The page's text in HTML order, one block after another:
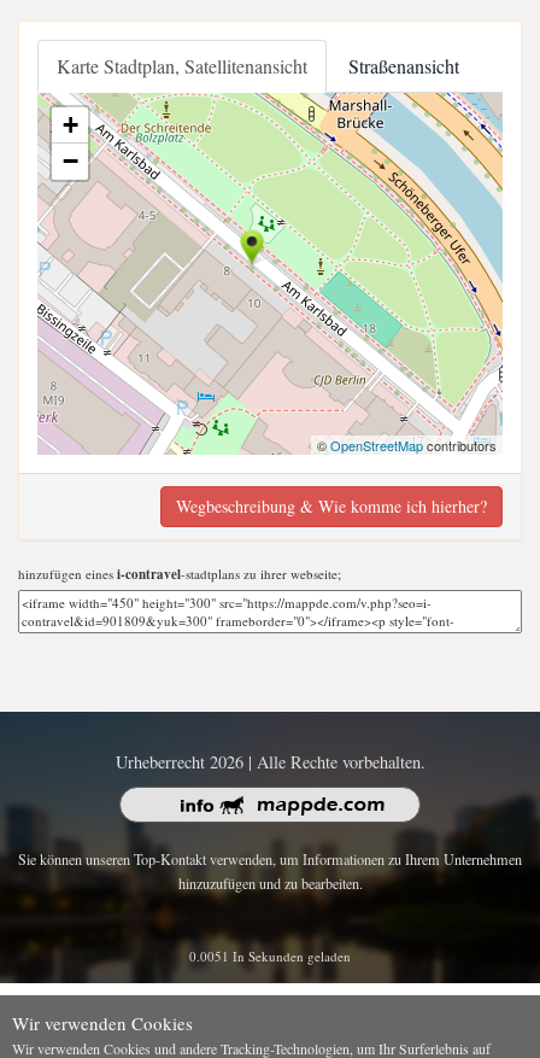
Karte Stadtplan, Satellitenansicht Straßenansicht
+
−
©OpenStreetMapcontributors
Wegbeschreibung & Wie komme ich hierher?
hinzufügen eines i-contravel-stadtplans zu ihrer webseite;
Urheberrecht 2026 | Alle Rechte vorbehalten.
Sie können unseren Top-Kontakt verwenden, um Informationen zu Ihrem Unternehmen
hinzuzufügen und zu bearbeiten.
0.0051 In Sekunden geladen
Wir verwenden Cookies
Wir verwenden Cookies und andere Tracking-Technologien, um Ihr Surferlebnis auf